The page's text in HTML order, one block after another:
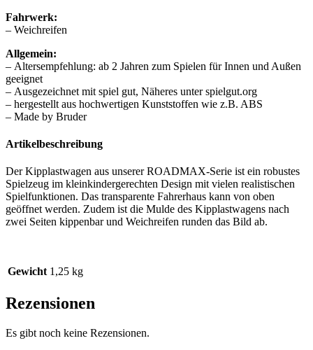
Fahrwerk:
– Weichreifen
Allgemein:
– Altersempfehlung: ab 2 Jahren zum Spielen für Innen und Außen
geeignet
– Ausgezeichnet mit spiel gut, Näheres unter spielgut.org
– hergestellt aus hochwertigen Kunststoffen wie z.B. ABS
– Made by Bruder
Artikelbeschreibung
Der Kipplastwagen aus unserer ROADMAX-Serie ist ein robustes
Spielzeug im kleinkindergerechten Design mit vielen realistischen
Spielfunktionen. Das transparente Fahrerhaus kann von oben
geöffnet werden. Zudem ist die Mulde des Kipplastwagens nach
zwei Seiten kippenbar und Weichreifen runden das Bild ab.
Gewicht 1,25 kg
Rezensionen
Es gibt noch keine Rezensionen.